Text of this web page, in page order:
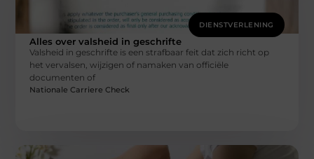
DIENSTVERLENING
Alles over valsheid in geschrifte
Valsheid in geschrifte is een strafbaar feit dat zich richt op
het vervalsen, wijzigen of namaken van officiële
documenten of
Nationale Carriere Check